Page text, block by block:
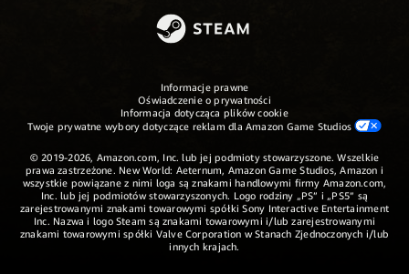
Informacje prawne
Oświadczenie o prywatności
Informacja dotycząca plików cookie
Twoje prywatne wybory dotyczące reklam dla Amazon Game Studios
© 2019-2026, Amazon.com, Inc. lub jej podmioty stowarzyszone. Wszelkie
prawa zastrzeżone. New World: Aeternum, Amazon Game Studios, Amazon i
wszystkie powiązane z nimi loga są znakami handlowymi firmy Amazon.com,
Inc. lub jej podmiotów stowarzyszonych. Logo rodziny „PS” i „PS5” są
zarejestrowanymi znakami towarowymi spółki Sony Interactive Entertainment
Inc. Nazwa i logo Steam są znakami towarowymi i/lub zarejestrowanymi
znakami towarowymi spółki Valve Corporation w Stanach Zjednoczonych i/lub
innych krajach.